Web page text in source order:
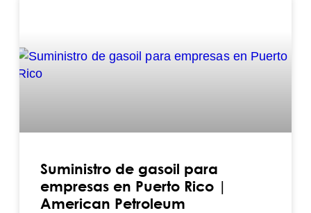
Suministro de gasoil para
empresas en Puerto Rico |
American Petroleum